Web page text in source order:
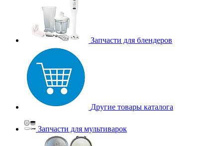
Запчасти для блендеров
Другие товары каталога
Запчасти для мультиварок